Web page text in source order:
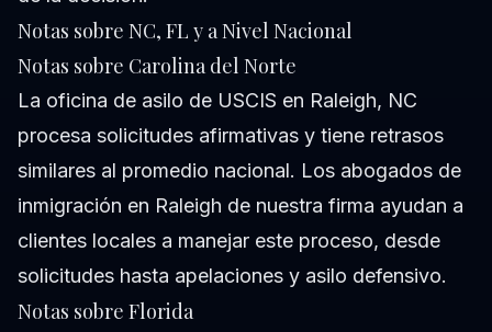
Notas sobre NC, FL y a Nivel Nacional
Notas sobre Carolina del Norte
La oficina de asilo de USCIS en Raleigh, NC
procesa solicitudes afirmativas y tiene retrasos
similares al promedio nacional. Los abogados de
inmigración en Raleigh de nuestra firma ayudan a
clientes locales a manejar este proceso, desde
solicitudes hasta apelaciones y asilo defensivo.
Notas sobre Florida